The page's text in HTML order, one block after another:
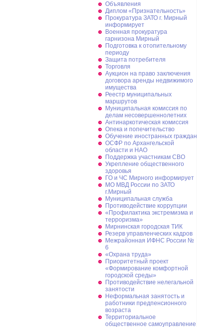
Объявления
Диплом «Признательность»
Прокуратура ЗАТО г. Мирный
информирует
Военная прокуратура
гарнизона Мирный
Подготовка к отопительному
периоду
Защита потребителя
Торговля
Аукцион на право заключения
договора аренды недвижимого
имущества
Реестр муниципальных
маршрутов
Муниципальная комиссия по
делам несовершеннолетних
Антинаркотическая комиссия
Опека и попечительство
Обучение иностранных граждан
ОСФР по Архангельской
области и НАО
Поддержка участникам СВО
Укрепление общественного
здоровья
ГО и ЧС Мирного информирует
МО МВД России по ЗАТО
г.Мирный
Муниципальная cлужба
Противодействие коррупции
«Профилактика экстремизма и
терроризма»
Мирнинская городская ТИК
Резерв управленческих кадров
Межрайонная ИФНС России №
6
«Охрана труда»
Приоритетный проект
«Формирование комфортной
городской среды»
Противодействие нелегальной
занятости
Неформальная занятость и
работники предпенсионного
возраста
Территориальное
общественное самоуправление